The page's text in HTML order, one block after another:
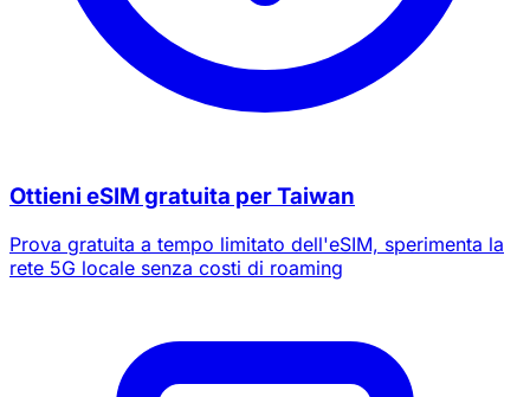
Ottieni eSIM gratuita per Taiwan
Prova gratuita a tempo limitato dell'eSIM, sperimenta la
rete 5G locale senza costi di roaming